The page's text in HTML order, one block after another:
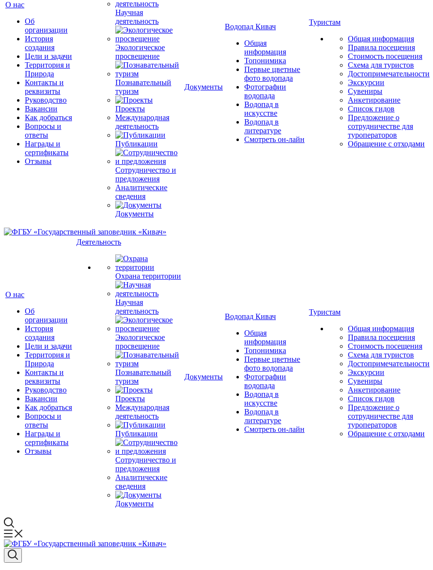
О нас
Об
организации
История
создания
Цели и задачи
Территория и
Природа
Контакты и
реквизиты
Руководство
Вакансии
Как добраться
Вопросы и
ответы
Награды и
сертификаты
Отзывы
Научная
деятельность
Экологическое
просвещение
Познавательный
туризм
Проекты
Международная
деятельность
Публикации
Сотрудничество и
предложения
Аналитические
сведения
Документы
Документы
Водопад Кивач
Общая
информация
Топонимика
Первые цветные
фото водопада
Фотографии
водопада
Водопад в
искусстве
Водопад в
литературе
Смотреть он-лайн
Туристам
Общая информация
Правила посещения
Стоимость посещения
Схема для туристов
Достопримечательности
Экскурсии
Сувениры
Анкетирование
Список гидов
Предложение о
сотрудничестве для
туроператоров
Обращение с отходами
О нас
Об
организации
История
создания
Цели и задачи
Территория и
Природа
Контакты и
реквизиты
Руководство
Вакансии
Как добраться
Вопросы и
ответы
Награды и
сертификаты
Отзывы
Деятельность
Охрана территории
Научная
деятельность
Экологическое
просвещение
Познавательный
туризм
Проекты
Международная
деятельность
Публикации
Сотрудничество и
предложения
Аналитические
сведения
Документы
Документы
Водопад Кивач
Общая
информация
Топонимика
Первые цветные
фото водопада
Фотографии
водопада
Водопад в
искусстве
Водопад в
литературе
Смотреть он-лайн
Туристам
Общая информация
Правила посещения
Стоимость посещения
Схема для туристов
Достопримечательности
Экскурсии
Сувениры
Анкетирование
Список гидов
Предложение о
сотрудничестве для
туроператоров
Обращение с отходами